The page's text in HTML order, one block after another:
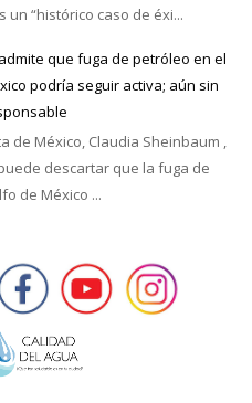
“histórico caso de éxi...
que fuga de petróleo en el
podría seguir activa; aún sin
de México, Claudia Sheinbaum ,
descartar que la fuga de
de México ...